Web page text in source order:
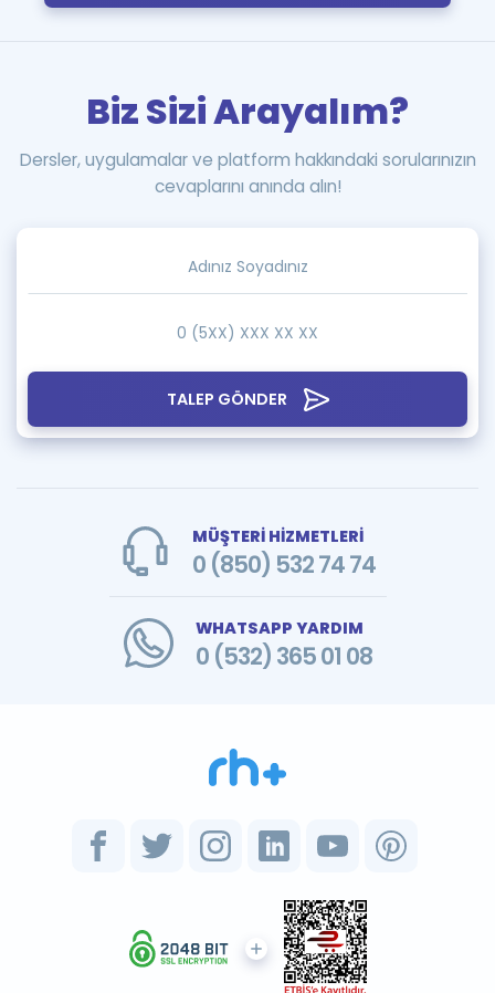
TALEP GÖNDER
Biz Sizi Arayalım?
Dersler, uygulamalar ve platform hakkındaki sorularınızın
cevaplarını anında alın!
MÜŞTERİ HİZMETLERİ
0 (850) 532 74 74
WHATSAPP YARDIM
0 (532) 365 01 08